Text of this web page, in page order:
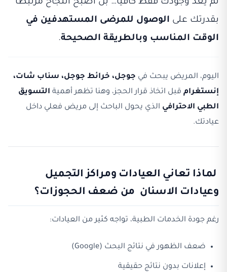
لم يعد وجودك فقط كافيًا… بل أصبح النجاح مرتبطًا
بقدرتك علىالوصول للمرضى المستهدفين في
الوقت المناسب وبالطريقة الصحيحة.
اليوم، المريض يبحث فيجوجل، خرائط جوجل، سناب شات،
إنستغرامقبل اتخاذ قرار الحجز، وهنا تظهر أهميةالتسويق
الطبي الاحترافيالذي يحول الباحث إلى مريض فعلي داخل
عيادتك.
لماذا تعاني العيادات ومراكز التجميل
وعيادات الاسنان من ضعف الحجوزات؟
رغم جودة الخدمات الطبية، تواجه كثير من العيادات:
ضعف الظهور في نتائج البحث (Google)
إعلانات بدون نتائج حقيقية